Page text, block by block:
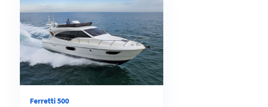
Ferretti 500